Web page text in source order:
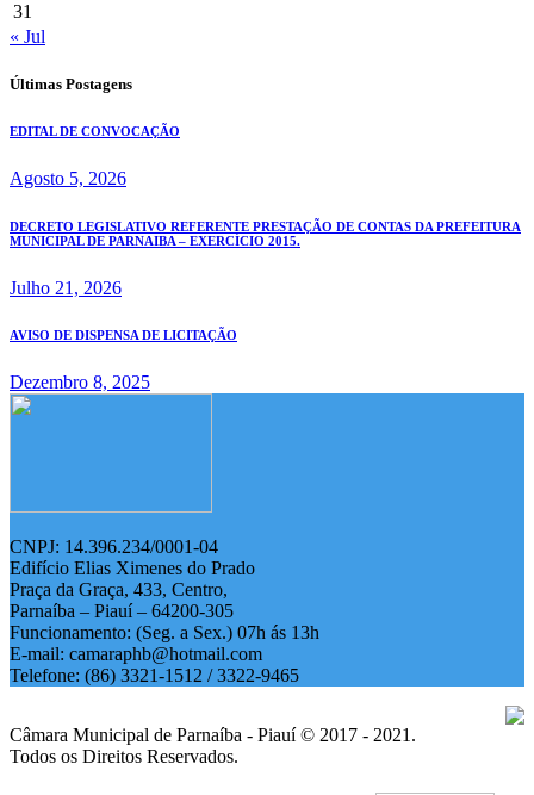
31
« Jul
Últimas Postagens
EDITAL DE CONVOCAÇÃO
Agosto 5, 2026
DECRETO LEGISLATIVO REFERENTE PRESTAÇÃO DE CONTAS DA PREFEITURA
MUNICIPAL DE PARNAIBA – EXERCÍCIO 2015.
Julho 21, 2026
AVISO DE DISPENSA DE LICITAÇÃO
Dezembro 8, 2025
CNPJ: 14.396.234/0001-04
Edifício Elias Ximenes do Prado
Praça da Graça, 433, Centro,
Parnaíba – Piauí – 64200-305
Funcionamento: (Seg. a Sex.) 07h ás 13h
E-mail: camaraphb@hotmail.com
Telefone: (86) 3321-1512 / 3322-9465
Câmara Municipal de Parnaíba - Piauí © 2017 - 2021.
Todos os Direitos Reservados.